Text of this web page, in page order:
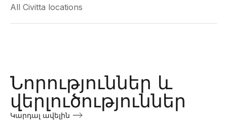
All Civitta locations
Նորություններ և
վերլուծություններ
Կարդալ ավելին